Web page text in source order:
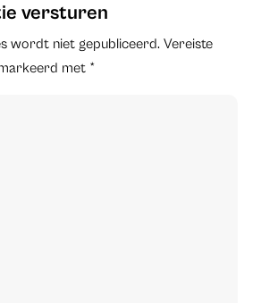
versturen
wordt niet gepubliceerd. Vereiste
met *